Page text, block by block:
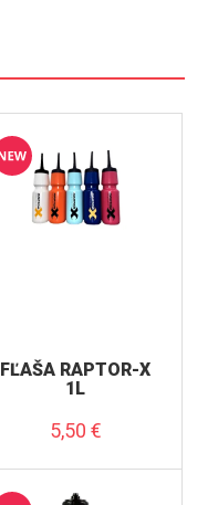
FĽAŠA RAPTOR-X
1L
5,50 €